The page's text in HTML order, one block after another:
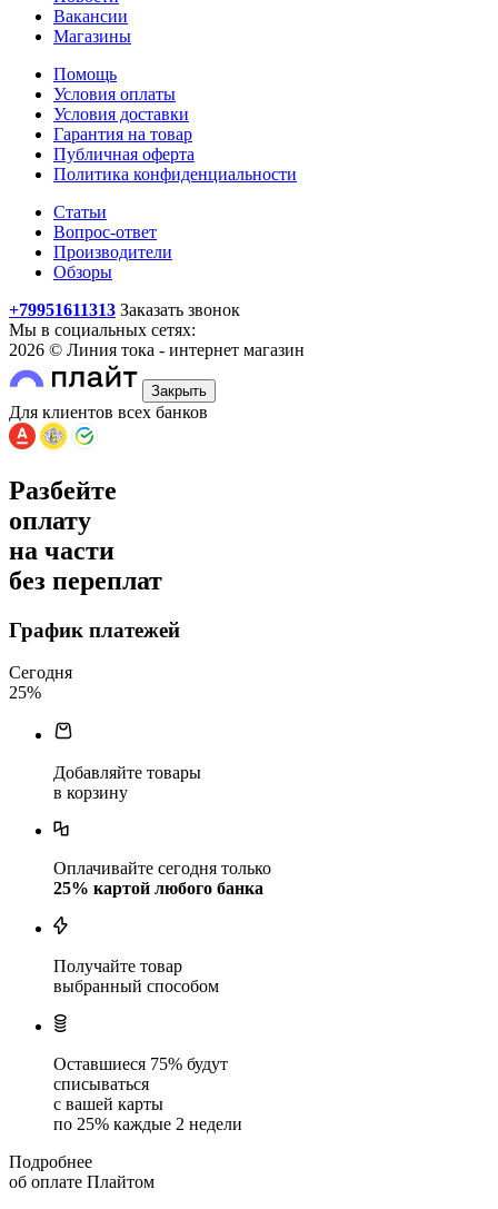
Вакансии
Магазины
Помощь
Условия оплаты
Условия доставки
Гарантия на товар
Публичная оферта
Политика конфиденциальности
Статьи
Вопрос-ответ
Производители
Обзоры
+79951611313 Заказать звонок
Мы в социальных сетях:
2026 © Линия тока - интернет магазин
Закрыть
Для клиентов всех банков
Разбейте
оплату
на части
без переплат
График платежей
Сегодня
25%
Добавляйте товары
в корзину
Оплачивайте сегодня только
25% картой любого банка
Получайте товар
выбранный способом
Оставшиеся 75% будут
списываться
с вашей карты
по 25% каждые 2 недели
Подробнее
об оплате Плайтом